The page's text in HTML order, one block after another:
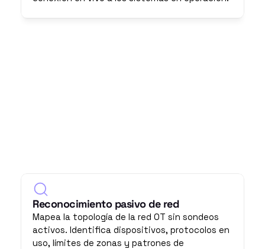
Reconocimiento pasivo de red
Mapea la topología de la red OT sin sondeos
activos. Identifica dispositivos, protocolos en
uso, límites de zonas y patrones de